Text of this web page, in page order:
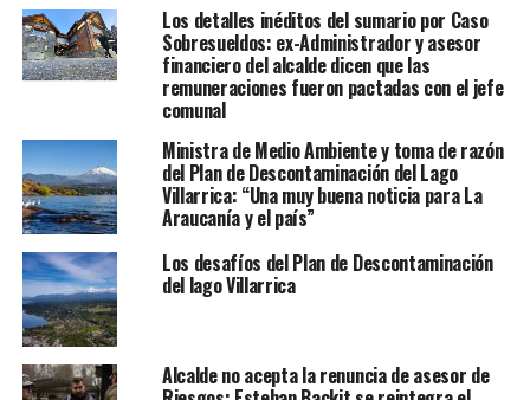
Los detalles inéditos del sumario por Caso
Sobresueldos: ex-Administrador y asesor
financiero del alcalde dicen que las
remuneraciones fueron pactadas con el jefe
comunal
Ministra de Medio Ambiente y toma de razón
del Plan de Descontaminación del Lago
Villarrica: “Una muy buena noticia para La
Araucanía y el país”
Los desafíos del Plan de Descontaminación
del lago Villarrica
Alcalde no acepta la renuncia de asesor de